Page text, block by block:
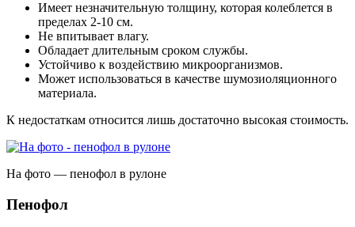
Имеет незначительную толщину, которая колеблется в
пределах 2-10 см.
Не впитывает влагу.
Обладает длительным сроком службы.
Устойчиво к воздействию микроорганизмов.
Может использоваться в качестве шумозиоляционного
материала.
К недостаткам относится лишь достаточно высокая стоимость.
На фото — пенофол в рулоне
Пенофол